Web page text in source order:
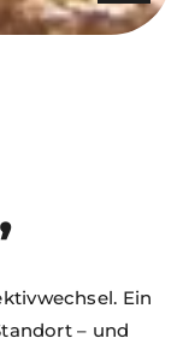
Ein
– und